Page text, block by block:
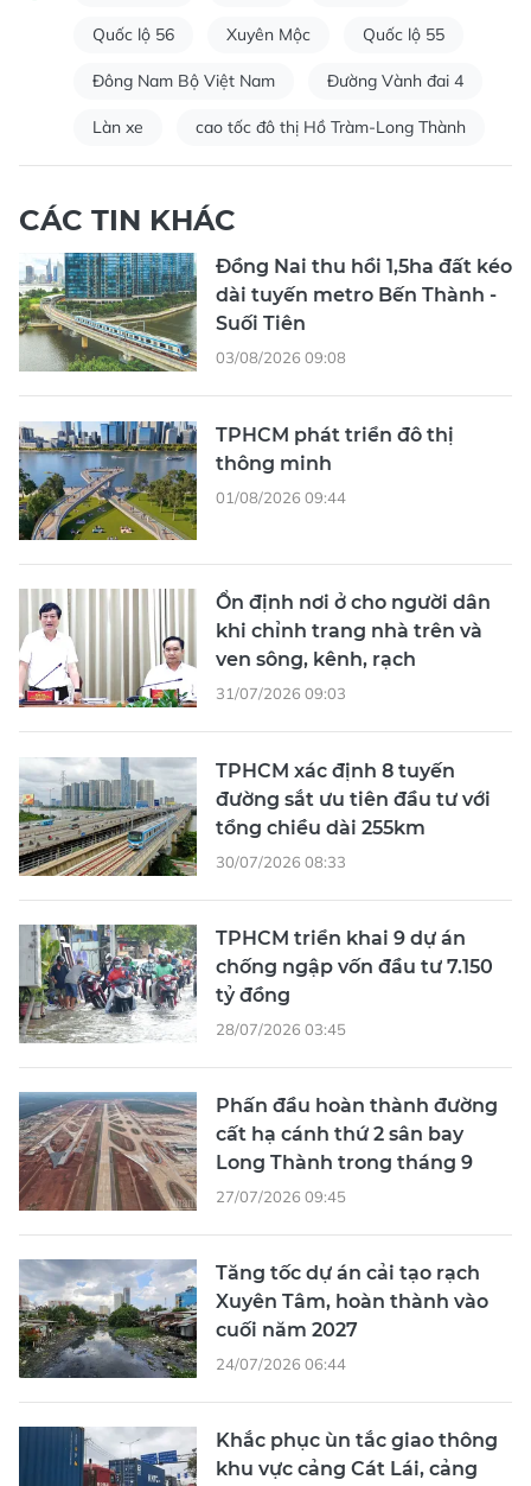
Quốc lộ 56 Xuyên Mộc Quốc lộ 55
Đông Nam Bộ Việt Nam Đường Vành đai 4
Làn xe cao tốc đô thị Hồ Tràm-Long Thành
CÁC TIN KHÁC
Đồng Nai thu hồi 1,5ha đất kéo
dài tuyến metro Bến Thành -
Suối Tiên
03/08/2026 09:08
TPHCM phát triển đô thị
thông minh
01/08/2026 09:44
Ổn định nơi ở cho người dân
khi chỉnh trang nhà trên và
ven sông, kênh, rạch
31/07/2026 09:03
TPHCM xác định 8 tuyến
đường sắt ưu tiên đầu tư với
tổng chiều dài 255km
30/07/2026 08:33
TPHCM triển khai 9 dự án
chống ngập vốn đầu tư 7.150
tỷ đồng
28/07/2026 03:45
Phấn đầu hoàn thành đường
cất hạ cánh thứ 2 sân bay
Long Thành trong tháng 9
27/07/2026 09:45
Tăng tốc dự án cải tạo rạch
Xuyên Tâm, hoàn thành vào
cuối năm 2027
24/07/2026 06:44
Khắc phục ùn tắc giao thông
khu vực cảng Cát Lái, cảng